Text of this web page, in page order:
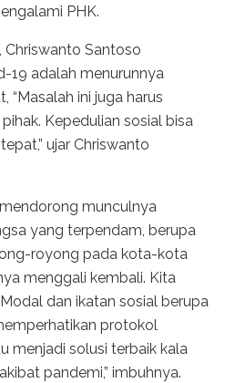
PHK.
Chriswanto Santoso
19 adalah menurunnya
“Masalah ini juga harus
Kepedulian sosial bisa
ujar Chriswanto
munculnya
yang terpendam, berupa
royong pada kota-kota
menggali kembali. Kita
dan ikatan sosial berupa
protokol
menjadi solusi terbaik kala
pandemi,” imbuhnya.